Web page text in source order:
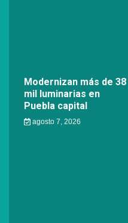
Modernizan más de 38
mil luminarias en
Puebla capital
agosto 7, 2026